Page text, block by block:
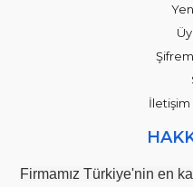
Firmamız Türkiye'nin en